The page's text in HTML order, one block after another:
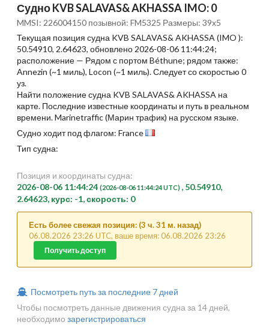
Судно KVB SALAVAS& AKHASSA IMO: 0
MMSI: 226004150 позывной: FM5325 Размеры: 39x5
Текущая позиция судна KVB SALAVAS& AKHASSA (IMO ):
50.54910, 2.64623, обновлено 2026-08-06 11:44:24;
расположение — Рядом с портом Béthune; рядом также:
Annezin (~1 миль), Locon (~1 миль). Следует со скоростью 0
уз.
Найти положение судна KVB SALAVAS& AKHASSA на
карте. Последние известные координаты и путь в реальном
времени. Marinetraffic (Марин трафик) на русском языке.
Судно ходит под флагом: France
Тип судна:
Позиция и координаты судна:
2026-08-06 11:44:24 (2026-08-06 11:44:24 UTC) , 50.54910,
2.64623, курс: -1, скорость: 0
Есть более свежая позиция: (3 ч. 31 м. назад)
06.08.2026 23:26 UTC, ваше время: 06.08.2026 23:26
Получить доступ
Посмотреть путь за последние 7 дней
Чтобы посмотреть данные движения судна за 14 дней,
необходимо зарегистрироваться